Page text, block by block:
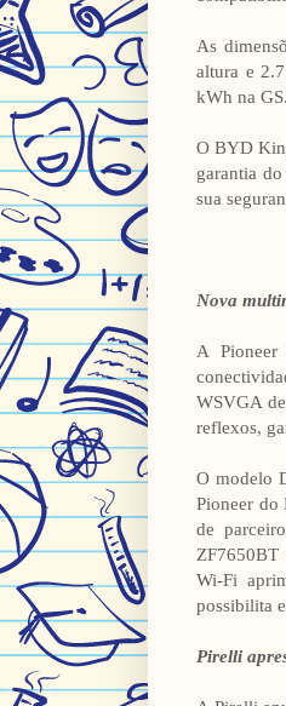
As
altura e
kWh na
O BYD
garantia
sua
Nova
A Pioneer
WSVGA
reflexos,
O modelo
Pioneer do
de
Wi-Fi
possibilita
Pirelli